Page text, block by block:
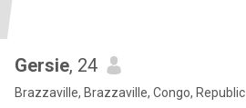
Gersie, 24
Brazzaville, Brazzaville, Congo, Republic